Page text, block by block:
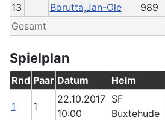
13
Borutta,Jan-Ole
989
Gesamt
Spielplan
Rnd Paar Datum Heim
1 1
22.10.2017
10:00
SF
Buxtehude